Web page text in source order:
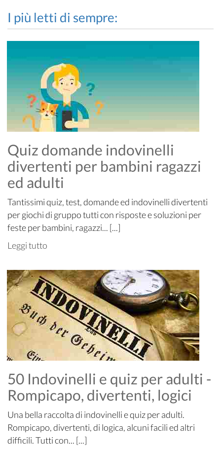
I più letti di sempre:
Quiz domande indovinelli
divertenti per bambini ragazzi
ed adulti
Tantissimi quiz, test, domande ed indovinelli divertenti
per giochi di gruppo tutti con risposte e soluzioni per
feste per bambini, ragazzi... [...]
Leggi tutto
50 Indovinelli e quiz per adulti -
Rompicapo, divertenti, logici
Una bella raccolta di indovinelli e quiz per adulti.
Rompicapo, divertenti, di logica, alcuni facili ed altri
difficili. Tutti con... [...]